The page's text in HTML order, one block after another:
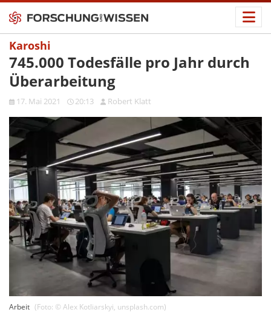
Karoshi
745.000 Todesfälle pro Jahr durch
Überarbeitung
17. Mai 2021 20:13 Robert Klatt
Arbeit (Foto: © Alex Kotliarskyi, unsplash.com)